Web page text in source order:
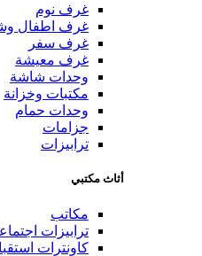
غرف نوم
غرف اطفال
غرف سفر
غرف معيشة
وحدات شاشة
مكتبات وخزانة
وحدات حمام
جزامات
ترابيزات
أثاث مكتبي
مكاتب
ترابيزات
كاونترات